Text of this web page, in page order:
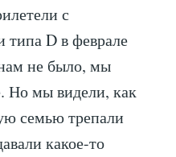
с
D в феврале
не было, мы
Но мы видели, как
семью трепали
какое-то